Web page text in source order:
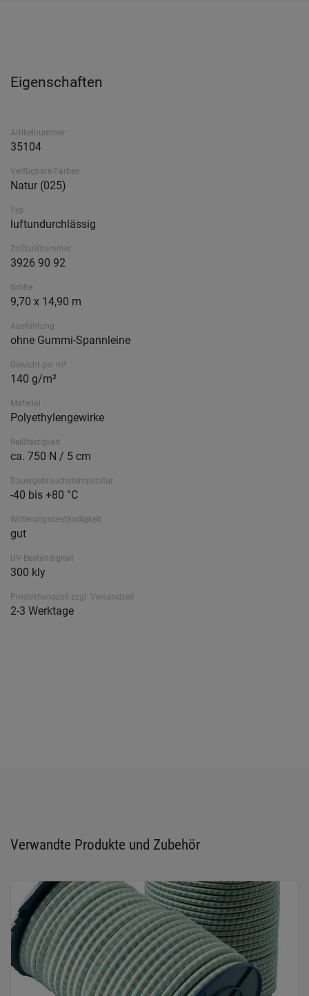
Eigenschaften
Artikelnummer
35104
Verfügbare Farben
Natur (025)
Typ
luftundurchlässig
Zolltarifnummer
3926 90 92
Größe
9,70 x 14,90 m
Ausführung
ohne Gummi-Spannleine
Gewicht per m²
140 g/m²
Material
Polyethylengewirke
Reißfestigkeit
ca. 750 N / 5 cm
Dauergebrauchstemperatur
-40 bis +80 °C
Witterungsbeständigkeit
gut
UV-Beständigkeit
300 kly
Produktionszeit zzgl. Versandzeit
2-3 Werktage
Verwandte Produkte und Zubehör